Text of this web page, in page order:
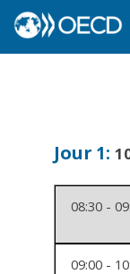
Jour 1:
08:30 -
09:00 -